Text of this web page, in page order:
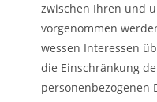
zwischen Ihren und
vorgenommen
wessen Interessen
die Einschränkung
personenbezogenen